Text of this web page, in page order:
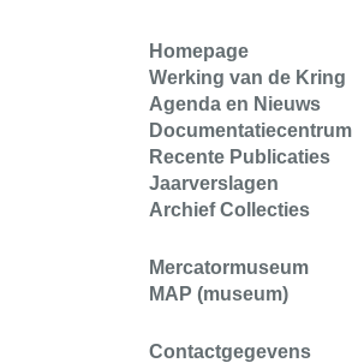
Homepage
Werking van de Kring
Agenda en Nieuws
Documentatiecentrum
Recente Publicaties
Jaarverslagen
Archief Collecties
Mercatormuseum
MAP (museum)
Contactgegevens